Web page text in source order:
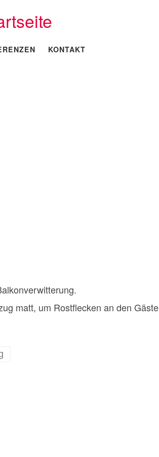
KONTAKT
matt, um Rostflecken an den